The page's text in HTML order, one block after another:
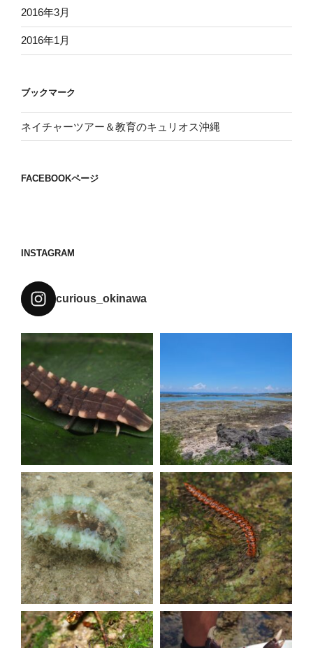
2016年3月
2016年1月
ブックマーク
ネイチャーツアー＆教育のキュリオス沖縄
FACEBOOKページ
INSTAGRAM
curious_okinawa